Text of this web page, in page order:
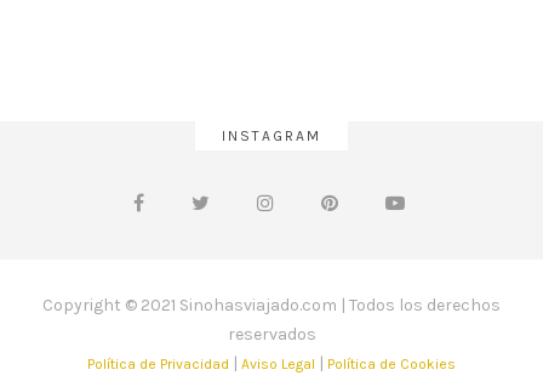
INSTAGRAM
Copyright © 2021 Sinohasviajado.com | Todos los derechos
reservados
Política de Privacidad | Aviso Legal | Política de Cookies